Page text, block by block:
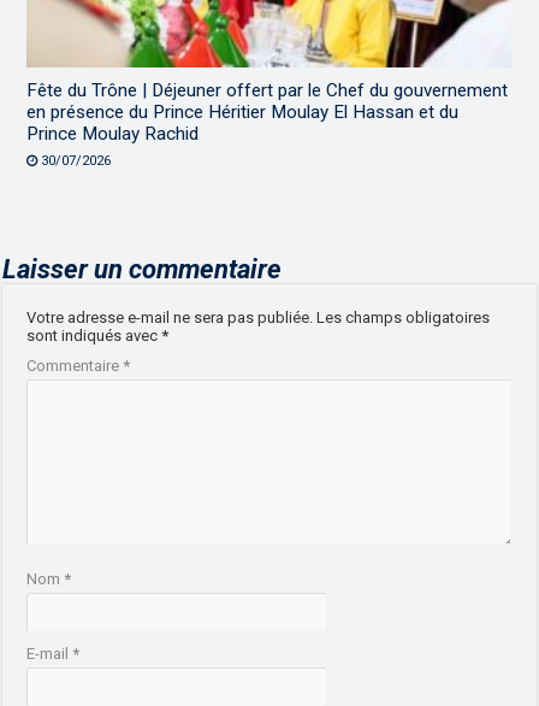
Fête du Trône | Déjeuner offert par le Chef du gouvernement
en présence du Prince Héritier Moulay El Hassan et du
Prince Moulay Rachid
30/07/2026
Laisser un commentaire
Votre adresse e-mail ne sera pas publiée. Les champs obligatoires
sont indiqués avec*
Commentaire*
Nom*
E-mail*